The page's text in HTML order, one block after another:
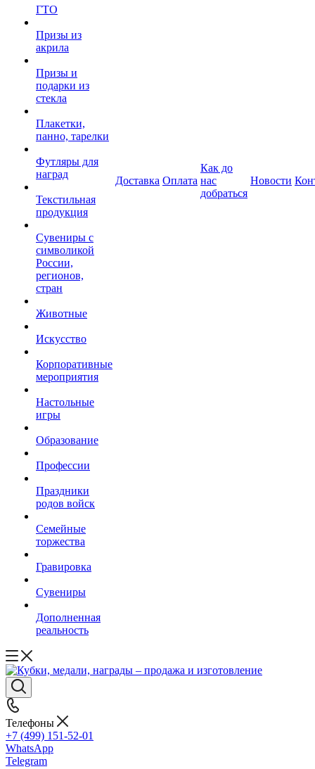
ГТО
Призы из
акрила
Призы и
подарки из
стекла
Плакетки,
панно, тарелки
Футляры для
наград
Текстильная
продукция
Сувениры с
символикой
России,
регионов,
стран
Животные
Искусство
Корпоративные
мероприятия
Настольные
игры
Образование
Профессии
Праздники
родов войск
Семейные
торжества
Гравировка
Сувениры
Дополненная
реальность
Доставка Оплата
Как до
нас
добраться
Новости
Телефоны
+7 (499) 151-52-01
WhatsApp
Telegram